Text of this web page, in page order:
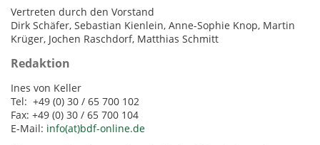
Vertreten durch den Vorstand
Dirk Schäfer, Sebastian Kienlein, Anne-Sophie Knop, Martin
Krüger, Jochen Raschdorf, Matthias Schmitt
Redaktion
Ines von Keller
Tel: +49 (0) 30 / 65 700 102
Fax: +49 (0) 30 / 65 700 104
E-Mail: info(at)bdf-online.de